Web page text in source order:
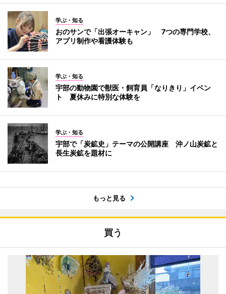
学ぶ・知る
おのサンで「出張オーキャン」 7つの専門学校、
アプリ制作や看護体験も
学ぶ・知る
宇部の動物園で獣医・飼育員「なりきり」イベン
ト 夏休みに特別な体験を
学ぶ・知る
宇部で「炭鉱史」テーマの公開講座 沖ノ山炭鉱と
長生炭鉱を題材に
もっと見る
買う